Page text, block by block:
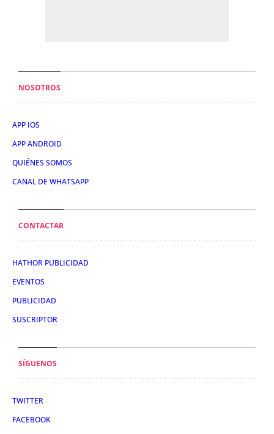
NOSOTROS
APP IOS
APP ANDROID
QUIÉNES SOMOS
CANAL DE WHATSAPP
CONTACTAR
HATHOR PUBLICIDAD
EVENTOS
PUBLICIDAD
SUSCRIPTOR
SÍGUENOS
TWITTER
FACEBOOK